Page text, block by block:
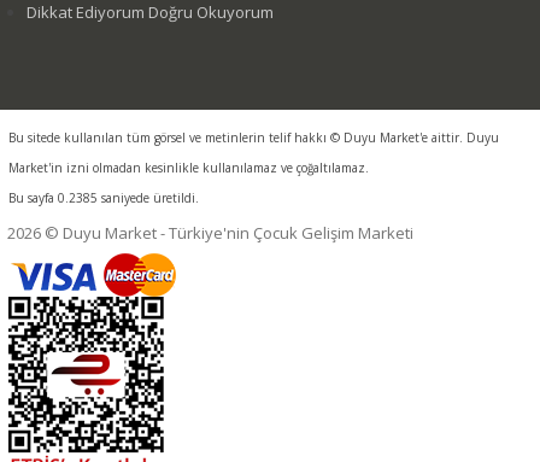
Dikkat Ediyorum Doğru Okuyorum
Bu sitede kullanılan tüm görsel ve metinlerin telif hakkı © Duyu Market'e aittir. Duyu
Market'in izni olmadan kesinlikle kullanılamaz ve çoğaltılamaz.
Bu sayfa 0.2385 saniyede üretildi.
2026 © Duyu Market - Türkiye'nin Çocuk Gelişim Marketi